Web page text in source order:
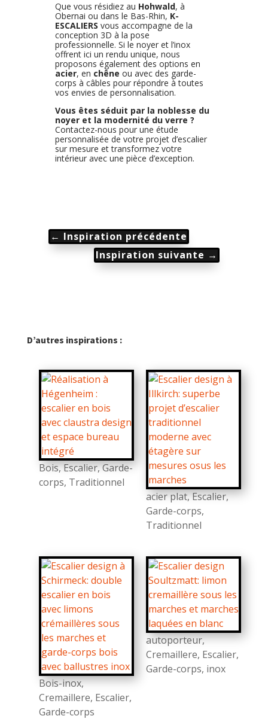
Que vous résidiez au Hohwald, à
Obernai ou dans le Bas-Rhin, K-
ESCALIERS vous accompagne de la
conception 3D à la pose
professionnelle. Si le noyer et l’inox
offrent ici un rendu unique, nous
proposons également des options en
acier, en chêne ou avec des garde-
corps à câbles pour répondre à toutes
vos envies de personnalisation.
Vous êtes séduit par la noblesse du
noyer et la modernité du verre ?
Contactez-nous pour une étude
personnalisée de votre projet d’escalier
sur mesure et transformez votre
intérieur avec une pièce d’exception.
← Inspiration précédente
Inspiration suivante →
D’autres inspirations :
Bois,Escalier,Garde-
corps, Traditionnel
acier plat,Escalier,
Garde-corps,
Traditionnel
Bois-inox,
Cremaillere, Escalier,
Garde-corps
autoporteur,
Cremaillere, Escalier,
Garde-corps, inox